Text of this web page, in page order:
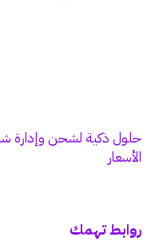
حلول ذكية لشحن وإدارة
الأسعار
روابط تهمك